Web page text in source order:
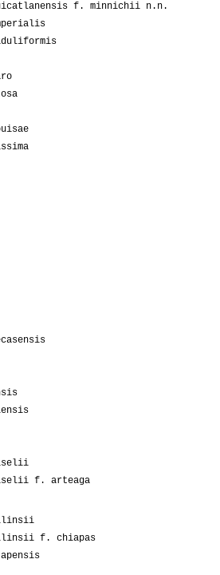
f. minnichii n.n.
f. arteaga
f. chiapas